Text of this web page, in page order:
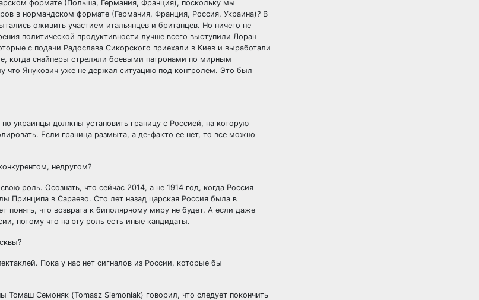
формате (Польша, Германия, Франция), поскольку мы
в нормандском формате (Германия, Франция, Россия, Украина)? В
оживить участием итальянцев и британцев. Но ничего не
политической продуктивности лучше всего выступили Лоран
с подачи Радослава Сикорского приехали в Киев и выработали
когда снайперы стреляли боевыми патронами по мирным
что Янукович уже не держал ситуацию под контролем. Это был
украинцы должны установить границу с Россией, на которую
Если граница размыта, а де-факто ее нет, то все можно
недругом?
роль. Осознать, что сейчас 2014, а не 1914 год, когда Россия
Принципа в Сараево. Сто лет назад царская Россия была в
понять, что возврата к биполярному миру не будет. А если даже
потому что на эту роль есть иные кандидаты.
Пока у нас нет сигналов из России, которые бы
Семоняк (Tomasz Siemoniak) говорил, что следует покончить